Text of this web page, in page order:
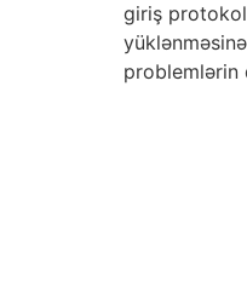
giriş
problemlərin